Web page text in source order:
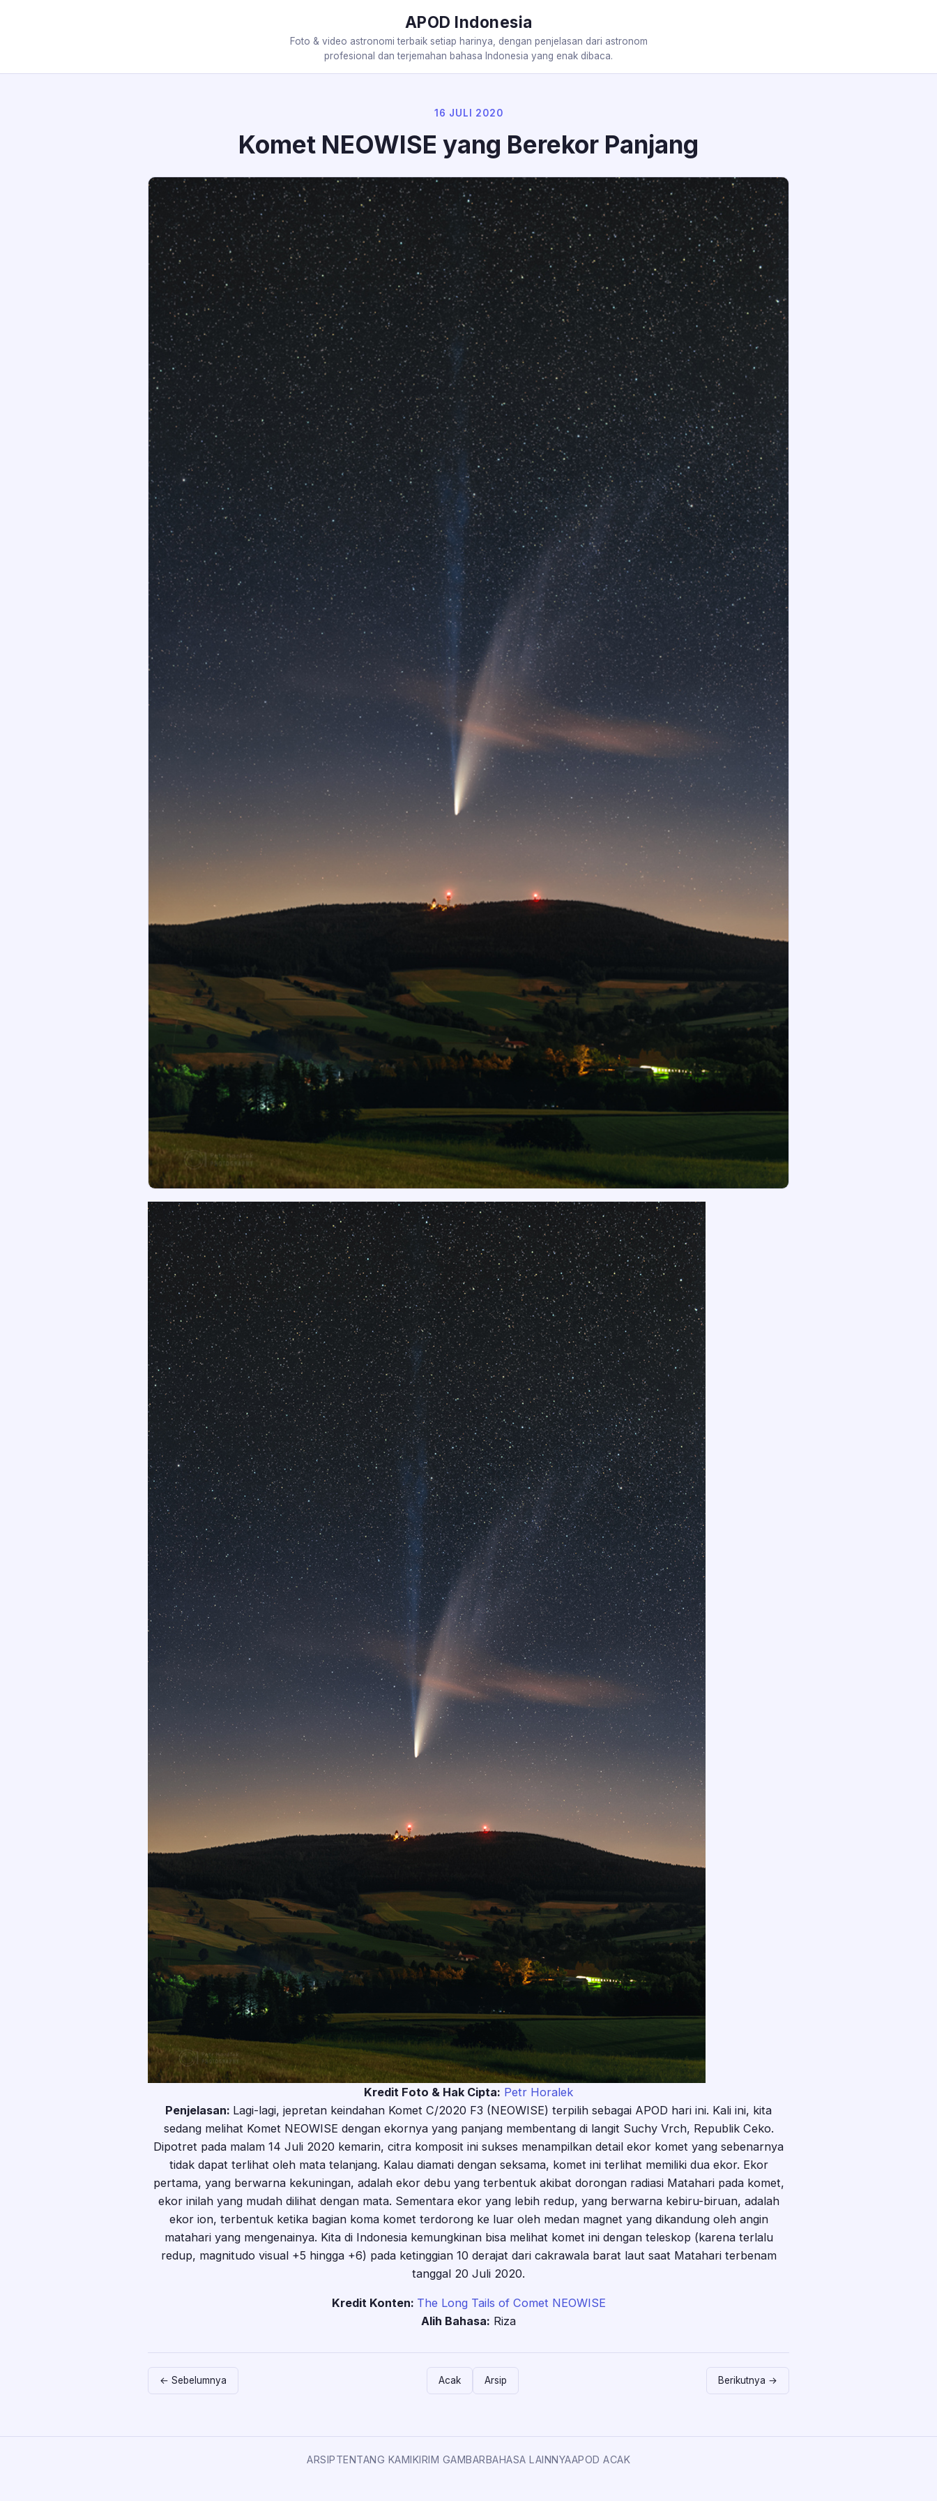
APOD Indonesia
Foto & video astronomi terbaik setiap harinya, dengan penjelasan dari astronom
profesional dan terjemahan bahasa Indonesia yang enak dibaca.
16 JULI 2020
Komet NEOWISE yang Berekor Panjang
Kredit Foto & Hak Cipta: Petr Horalek
Penjelasan: Lagi-lagi, jepretan keindahan Komet C/2020 F3 (NEOWISE) terpilih sebagai APOD hari ini. Kali ini, kita
sedang melihat Komet NEOWISE dengan ekornya yang panjang membentang di langit Suchy Vrch, Republik Ceko.
Dipotret pada malam 14 Juli 2020 kemarin, citra komposit ini sukses menampilkan detail ekor komet yang sebenarnya
tidak dapat terlihat oleh mata telanjang. Kalau diamati dengan seksama, komet ini terlihat memiliki dua ekor. Ekor
pertama, yang berwarna kekuningan, adalah ekor debu yang terbentuk akibat dorongan radiasi Matahari pada komet,
ekor inilah yang mudah dilihat dengan mata. Sementara ekor yang lebih redup, yang berwarna kebiru-biruan, adalah
ekor ion, terbentuk ketika bagian koma komet terdorong ke luar oleh medan magnet yang dikandung oleh angin
matahari yang mengenainya. Kita di Indonesia kemungkinan bisa melihat komet ini dengan teleskop (karena terlalu
redup, magnitudo visual +5 hingga +6) pada ketinggian 10 derajat dari cakrawala barat laut saat Matahari terbenam
tanggal 20 Juli 2020.
Kredit Konten: The Long Tails of Comet NEOWISE
Alih Bahasa: Riza
← Sebelumnya Acak Arsip Berikutnya →
ARSIPTENTANG KAMIKIRIM GAMBARBAHASA LAINNYAAPOD ACAK